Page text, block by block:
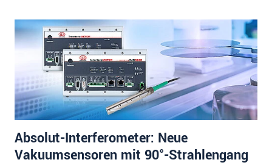
Absolut-Interferometer: Neue
Vakuumsensoren mit 90°-Strahlengang